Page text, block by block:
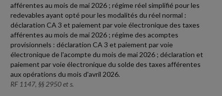
afférentes au mois de mai 2026 ; régime réel simplifié pour les
redevables ayant opté pour les modalités du réel normal :
déclaration CA 3 et paiement par voie électronique des taxes
afférentes au mois de mai 2026 ; régime des acomptes
provisionnels : déclaration CA 3 et paiement par voie
électronique de l'acompte du mois de mai 2026 ; déclaration et
paiement par voie électronique du solde des taxes afférentes
aux opérations du mois d'avril 2026.
RF 1147, §§ 2950 et s.